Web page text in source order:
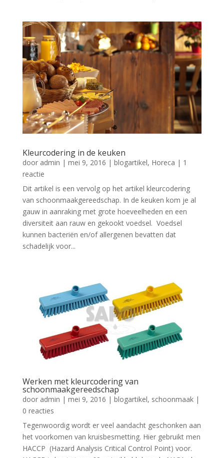
Kleurcodering in de keuken
door admin | mei 9, 2016 | blogartikel, Horeca | 1
reactie
Dit artikel is een vervolg op het artikel kleurcodering
van schoonmaakgereedschap. In de keuken kom je al
gauw in aanraking met grote hoeveelheden en een
diversiteit aan rauw en gekookt voedsel. Voedsel
kunnen bacteriën en/of allergenen bevatten dat
schadelijk voor...
Werken met kleurcodering van
schoonmaakgereedschap
door admin | mei 9, 2016 | blogartikel, schoonmaak|
0 reacties
Tegenwoordig wordt er veel aandacht geschonken aan
het voorkomen van kruisbesmetting. Hier gebruikt men
HACCP (Hazard Analysis Critical Control Point) voor.